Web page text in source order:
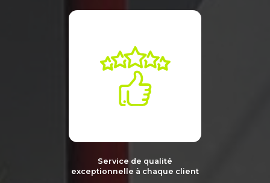
Service de qualité
exceptionnelle à chaque client